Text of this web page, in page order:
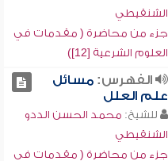
الشنقيطي
جزء من محاضرة ( مقدمات في
العلوم الشرعية [12])
الفهرس:مسائل
علم العلل
للشيخ: محمد الحسن الددو
الشنقيطي
جزء من محاضرة ( مقدمات في